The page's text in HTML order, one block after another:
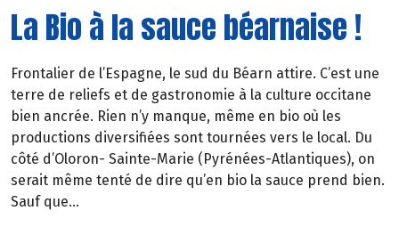
La Bio à la sauce béarnaise !
Frontalier de l’Espagne, le sud du Béarn attire. C’est une
terre de reliefs et de gastronomie à la culture occitane
bien ancrée. Rien n’y manque, même en bio où les
productions diversifiées sont tournées vers le local. Du
côté d’Oloron- Sainte-Marie (Pyrénées-Atlantiques), on
serait même tenté de dire qu’en bio la sauce prend bien.
Sauf que…